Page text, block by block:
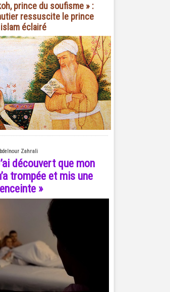
prince du soufisme » :
ressuscite le prince
éclairé
Zahrali
découvert que mon
trompée et mis une
»